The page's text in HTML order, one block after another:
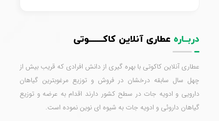
دربــاره عطاری آنلاین کاکـــــــوتی
عطاری آنلاین کاکوتی با بهره گیری از دانش افرادی که قریب بیش از
چهل سال سابقه درخشان در فروش و توزیع مرغوبترین گیاهان
دارویی و ادویه جات در سطح کشور دارند اقدام به عرضه و توزیع
گیاهان داروئی و ادویه جات به شیوه ای نوین نموده است.